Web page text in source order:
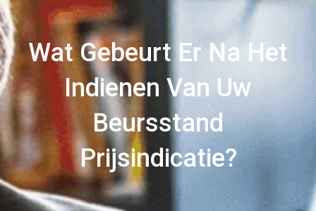
Wat Gebeurt Er Na Het
Indienen Van Uw
Beursstand
Prijsindicatie?